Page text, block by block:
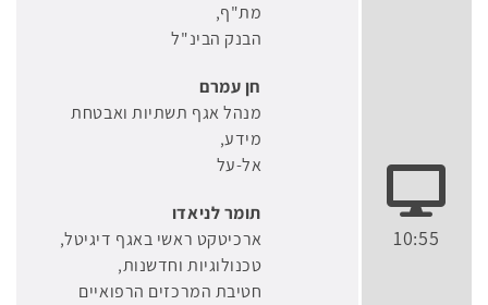
10:55
מת"ף
הבנק הבינ"ל
חן עמרם
מנהל אגף תשתיות ואבטחת
מידע
אל-על
תומר לניאדו
ארכיטקט ראשי באגף דיגיטל,
טכנולוגיות וחדשנות
חטיבת המרכזים הרפואיים